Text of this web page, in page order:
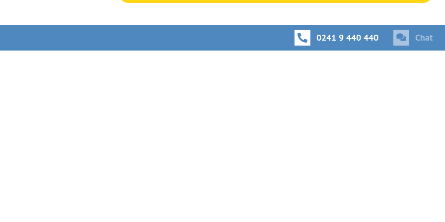
0241 9 440 440 Chat